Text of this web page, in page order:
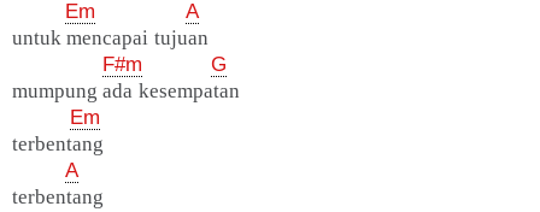
Em
A
untuk mencapai tujuan
F#m
G
mumpung ada kesempatan
Em
terbentang
A
terbentang